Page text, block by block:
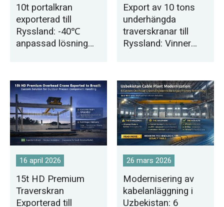
10t portalkran
exporterad till
Ryssland: -40℃
anpassad lösning
Export av 10 tons
underhängda
traverskranar till
Ryssland: Vinner
en guldgruva
16 april 2026
15t HD Premium
Traverskran
Exporterad till
26 mars 2026
Modernisering av
kabelanläggning i
Uzbekistan: 6